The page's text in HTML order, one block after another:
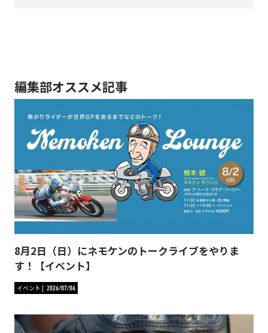
編集部オススメ記事
8月2日（日）にネモケンのトークライブをやりま
す！【イベント】
イベント 2026/07/06